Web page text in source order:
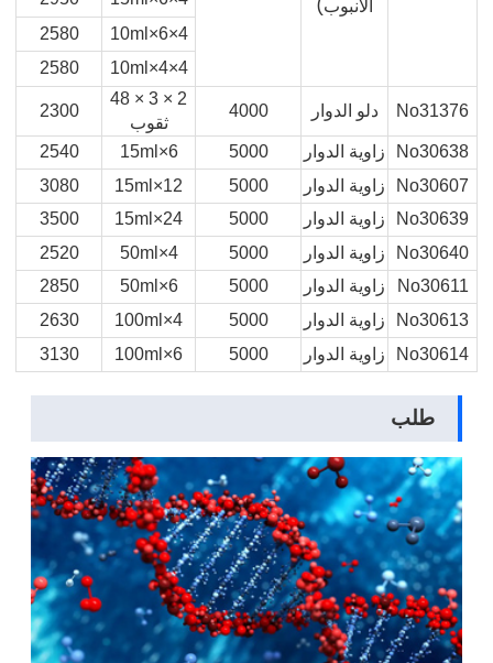
الأنبوب)
4×6×10ml
2580
4×4×10ml
2580
No31376 دلو الدوار 4000
2 × 3 × 48
ثقوب
2300
No30638 زاوية الدوار 5000
6×15ml
2540
No30607
زاوية الدوار 5000
12×15ml
3080
No30639
زاوية الدوار 5000
24×15ml
3500
No30640
زاوية الدوار 5000
4×50ml
2520
No30611
زاوية الدوار 5000
6×50ml
2850
No30613
زاوية الدوار 5000
4×100ml
2630
No30614
زاوية الدوار 5000
6×100ml
3130
طلب